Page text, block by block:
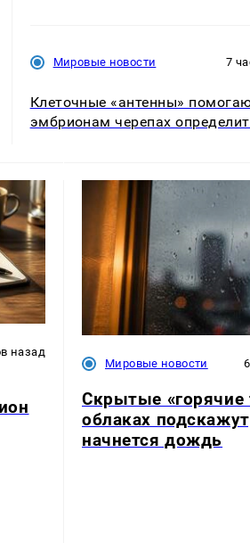
Мировые новости 7
Клеточные «антенны»
эмбрионам черепах
назад
Мировые новости
Скрытые «горячие
облаках
начнется дождь